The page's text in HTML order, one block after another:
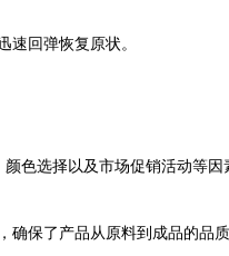
回弹恢复原状。
色选择以及市场促销活动等
保了产品从原料到成品的品质